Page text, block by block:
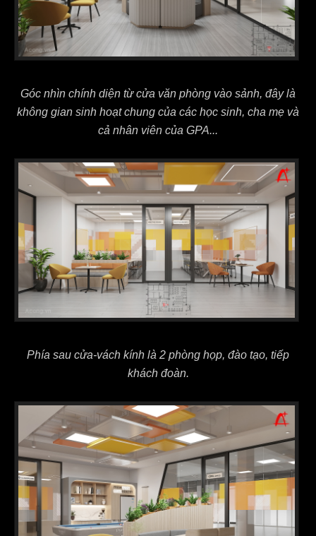
Góc nhìn chính diện từ cửa văn phòng vào sảnh, đây là
không gian sinh hoạt chung của các học sinh, cha mẹ và
cả nhân viên của GPA...
Phía sau cửa-vách kính là 2 phòng họp, đào tạo, tiếp
khách đoàn.